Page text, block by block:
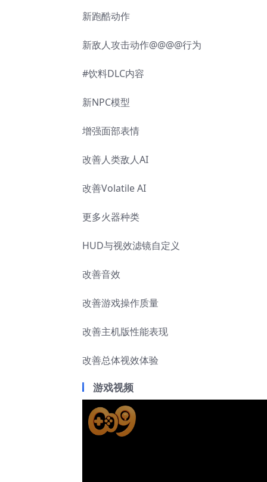
新跑酷动作
新敌人攻击动作@@@@行为
#饮料DLC内容
新NPC模型
增强面部表情
改善人类敌人AI
改善Volatile AI
更多火器种类
HUD与视效滤镜自定义
改善音效
改善游戏操作质量
改善主机版性能表现
改善总体视效体验
游戏视频